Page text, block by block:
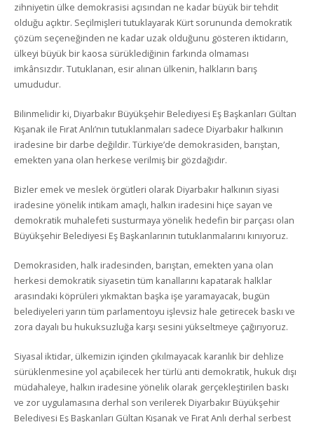
zihniyetin ülke demokrasisi açısından ne kadar büyük bir tehdit
olduğu açıktır. Seçilmişleri tutuklayarak Kürt sorununda demokratik
çözüm seçeneğinden ne kadar uzak olduğunu gösteren iktidarın,
ülkeyi büyük bir kaosa sürüklediğinin farkında olmaması
imkânsızdır. Tutuklanan, esir alınan ülkenin, halkların barış
umududur.
Bilinmelidir ki, Diyarbakır Büyükşehir Belediyesi Eş Başkanları Gültan
Kışanak ile Fırat Anlı’nın tutuklanmaları sadece Diyarbakır halkının
iradesine bir darbe değildir. Türkiye’de demokrasiden, barıştan,
emekten yana olan herkese verilmiş bir gözdağıdır.
Bizler emek ve meslek örgütleri olarak Diyarbakır halkının siyasi
iradesine yönelik intikam amaçlı, halkın iradesini hiçe sayan ve
demokratik muhalefeti susturmaya yönelik hedefin bir parçası olan
Büyükşehir Belediyesi Eş Başkanlarının tutuklanmalarını kınıyoruz.
Demokrasiden, halk iradesinden, barıştan, emekten yana olan
herkesi demokratik siyasetin tüm kanallarını kapatarak halklar
arasındaki köprüleri yıkmaktan başka işe yaramayacak, bugün
belediyeleri yarın tüm parlamentoyu işlevsiz hale getirecek baskı ve
zora dayalı bu hukuksuzluğa karşı sesini yükseltmeye çağırıyoruz.
Siyasal iktidar, ülkemizin içinden çıkılmayacak karanlık bir dehlize
sürüklenmesine yol açabilecek her türlü anti demokratik, hukuk dışı
müdahaleye, halkın iradesine yönelik olarak gerçekleştirilen baskı
ve zor uygulamasına derhal son verilerek Diyarbakır Büyükşehir
Belediyesi Eş Başkanları Gültan Kışanak ve Fırat Anlı derhal serbest